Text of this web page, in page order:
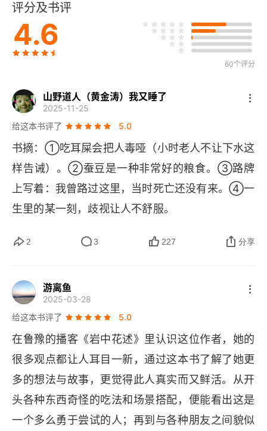
两个阿杰
为什么我店厕所变成了公厕
秘密的书
小姑娘
今天的几位客人
时光
作为一个废物我是怎样跑步的
刷漆根本就不浪漫
文学创作的瓶颈期
四年级
体育渣的亚军
Part 2 梦境仓库
评分及书评
4.6
60个评分
山野道人（黄金涛）我又睡了
2025-11-25
给这本书评了
5.0
书摘：①吃耳屎会把人毒哑（小时老人不让下水这
样告诫）。②蚕豆是一种非常好的粮食。③路牌
上写着：我曾路过这里，当时死亡还没有来。④一
生里的某一刻，歧视让人不舒服。
2 3 227 分享
游离鱼
2025-03-28
给这本书评了
5.0
在鲁豫的播客《岩中花述》里认识这位作者，她的
很多观点都让人耳目一新，通过这本书了解了她更
多的想法与故事，更觉得此人真实而又鲜活。从开
头各种东西奇怪的吃法和场景搭配，便能看出这是
一个多么勇于尝试的人；再到与各种朋友之间貌似